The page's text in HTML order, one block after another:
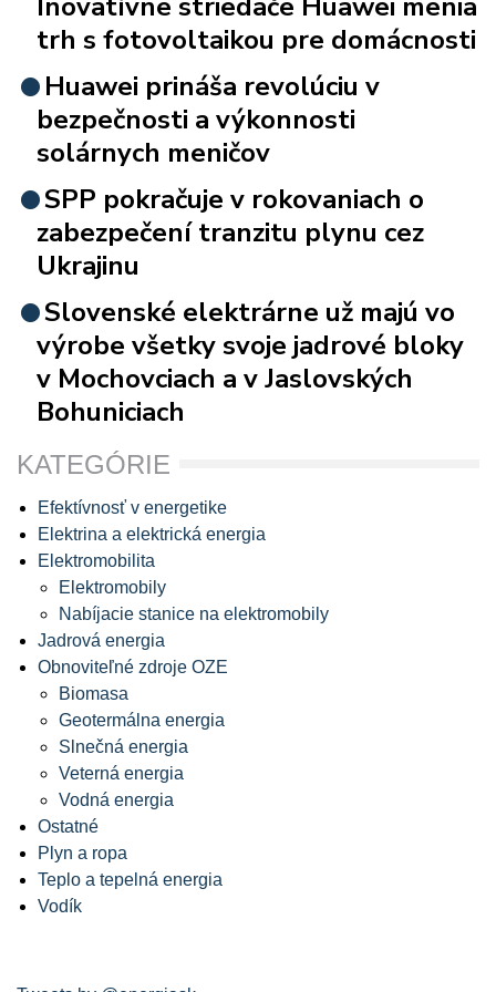
trh s fotovoltaikou pre domácnosti
Huawei prináša revolúciu v
bezpečnosti a výkonnosti
solárnych meničov
SPP pokračuje v rokovaniach o
zabezpečení tranzitu plynu cez
Ukrajinu
Slovenské elektrárne už majú vo
výrobe všetky svoje jadrové bloky
v Mochovciach a v Jaslovských
Bohuniciach
KATEGÓRIE
Efektívnosť v energetike
Elektrina a elektrická energia
Elektromobilita
Elektromobily
Nabíjacie stanice na elektromobily
Jadrová energia
Obnoviteľné zdroje OZE
Biomasa
Geotermálna energia
Slnečná energia
Veterná energia
Vodná energia
Ostatné
Plyn a ropa
Teplo a tepelná energia
Vodík